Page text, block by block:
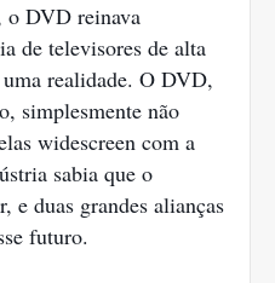
o DVD reinava
de televisores de alta
realidade. O DVD,
simplesmente não
widescreen com a
sabia que o
e duas grandes alianças
futuro.